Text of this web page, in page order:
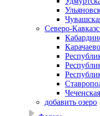
Северо-
добавить озеро